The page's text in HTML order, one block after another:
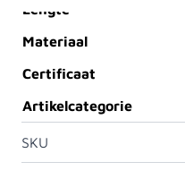
Lengte
Materiaal
Certificaat
Artikelcategorie
SKU